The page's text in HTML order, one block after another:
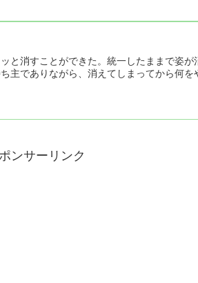
と消すことができた。統一したままで姿が
主でありながら、消えてしまってから何を
ンサーリンク